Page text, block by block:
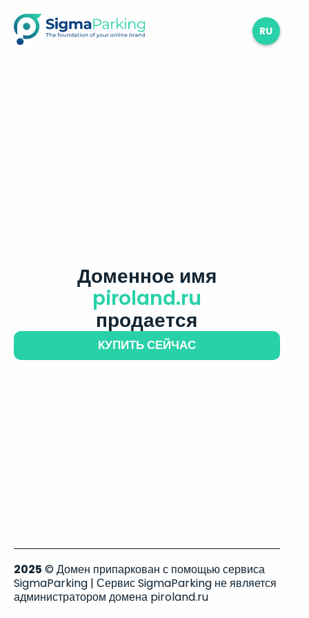
RU
Доменное имя
piroland.ru
продается
КУПИТЬ СЕЙЧАС
2025 © Домен припаркован с помощью сервиса
SigmaParking | Сервис SigmaParking не является
администратором домена piroland.ru